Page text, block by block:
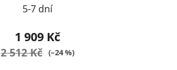
5-7 dní
1 909 Kč
2 512 Kč (–24 %)